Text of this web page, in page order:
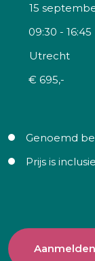
15
09:30 - 16:45
Utrecht
€ 695,-
Genoemd
Prijs is
Aanmelden